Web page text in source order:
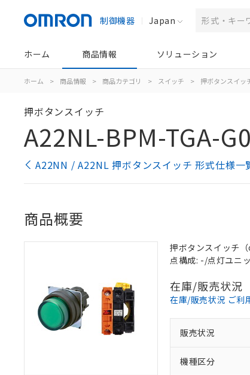
制御機器 Japan
ホーム 商品情報 ソリューション
ホーム > 商品情報 > 商品カテゴリ > スイッチ > 押ボタンスイッ
押ボタンスイッチ
A22NL-BPM-TGA-
A22NN / A22NL 押ボタンスイッチ 形式仕様一
商品概要
押ボタンスイッチ
点構成: -/点灯ユニ
在庫/販売状況
在庫/販売状況 ご利
販売状況
機種区分